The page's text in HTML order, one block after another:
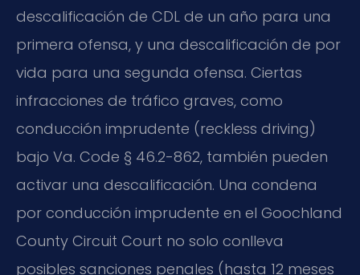
descalificación de CDL de un año para una
primera ofensa, y una descalificación de por
vida para una segunda ofensa. Ciertas
infracciones de tráfico graves, como
conducción imprudente (reckless driving)
bajo Va. Code § 46.2-862, también pueden
activar una descalificación. Una condena
por conducción imprudente en el Goochland
County Circuit Court no solo conlleva
posibles sanciones penales (hasta 12 meses